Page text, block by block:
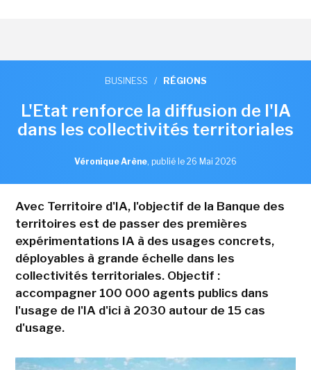
BUSINESS / RÉGIONS
L'Etat renforce la diffusion de l'IA
dans les collectivités territoriales
Véronique Arène, publié le 26 Mai 2026
Avec Territoire d'IA, l'objectif de la Banque des
territoires est de passer des premières
expérimentations IA à des usages concrets,
déployables à grande échelle dans les
collectivités territoriales. Objectif :
accompagner 100 000 agents publics dans
l'usage de l'IA d'ici à 2030 autour de 15 cas
d'usage.